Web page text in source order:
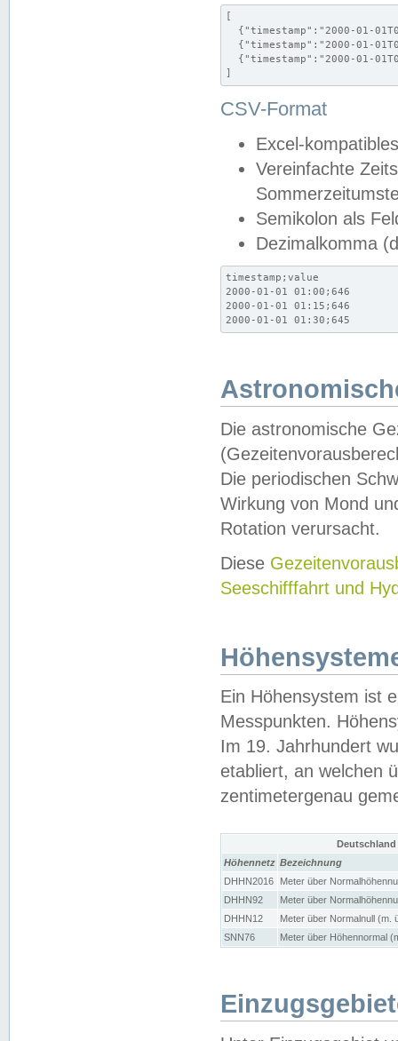
[
{"timestamp":"2000-01-
{"timestamp":"2000-01-
{"timestamp":"2000-01-
]
CSV-Format
Excel-
Vereinfachte
Semikolon als
Dezimalkomma
timestamp;value
2000-01-01 01:00;646
2000-01-01 01:15;646
2000-01-01 01:30;645
Die astronomische
Die periodischen
Wirkung von Mond
Rotation verursacht.
Diese
Seeschifffahrt und
Ein Höhensystem ist
Messpunkten.
Im 19. Jahrhundert
etabliert, an welchen
zentimetergenau
Höhennetz Bezeichnung
DHHN2016
Meter über
DHHN92
Meter über
DHHN12
Meter über Normalnull (m.
SNN76
Meter über Höhennormal